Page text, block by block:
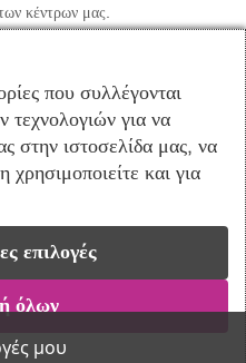
κέντρων μας.
Κέντρα
| Powered by
που συλλέγονται
για να
στην ιστοσελίδα μας, να
και για
επιλογές
όλων
μου